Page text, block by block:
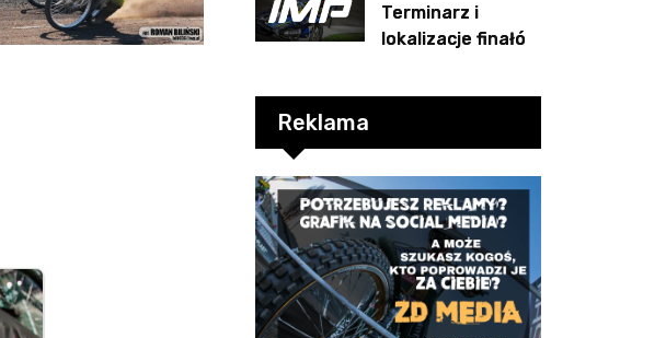
Terminarz i
lokalizacje finałów
Reklama